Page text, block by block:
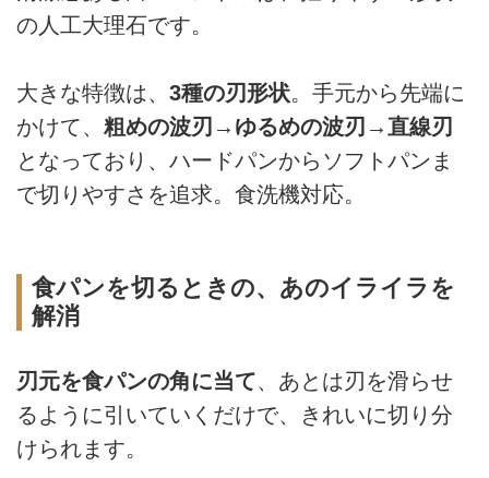
の人工大理石です。
大きな特徴は、 3種の刃形状。手元から先端に
かけて、 粗めの波刃→ゆるめの波刃→直線刃
となっており、ハードパンからソフトパンま
で切りやすさを追求。食洗機対応。
食パンを切るときの、あのイライラを
解消
刃元を食パンの角に当て、あとは刃を滑らせ
るように引いていくだけで、きれいに切り分
けられます。